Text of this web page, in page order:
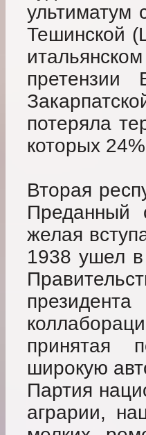
ультиматум
Тешинской
потеряла
которых
Вторая
Преданный
желая
1938 ушел в
принятая
широкую
Партия
аграрии,